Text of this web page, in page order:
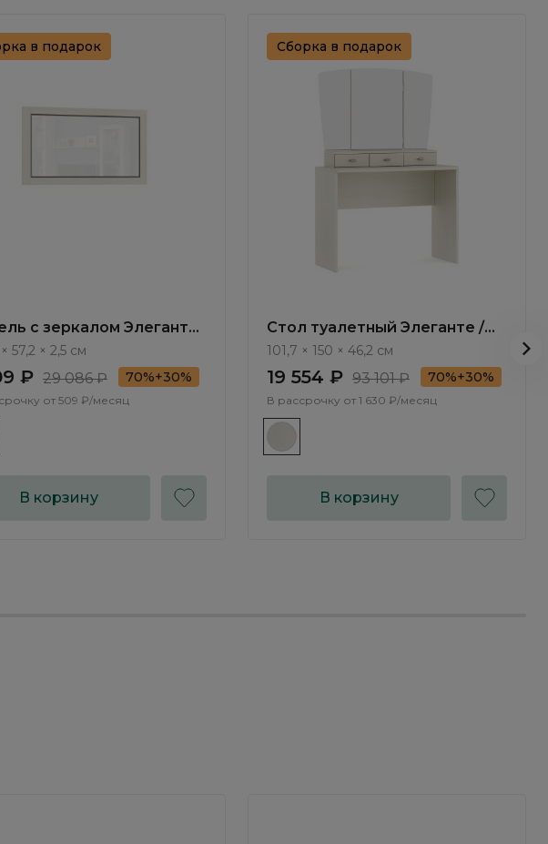
в подарок
с зеркалом Элеганте
LE4518.1
57,2 × 2,5 см
₽ 29 086 ₽ 70%+30%
от509 ₽/месяц
В корзину
Сборка в подарок
Стол туалетный Элеганте /
Elegante LE5220.1
101,7 × 150 × 46,2 см
19 554 ₽ 93 101 ₽ 70%+30%
В рассрочку от 1 630 ₽/месяц
В корзину